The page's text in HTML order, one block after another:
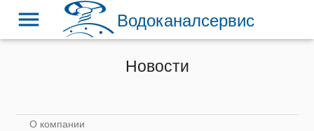
Водоканалсервис
menu
Новости
О компании